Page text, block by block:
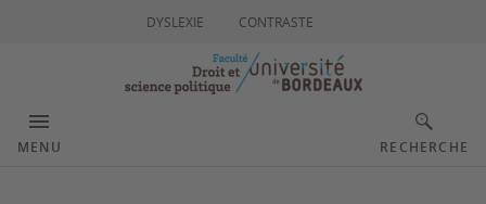
DYSLEXIE CONTRASTE
MENU RECHERCHE